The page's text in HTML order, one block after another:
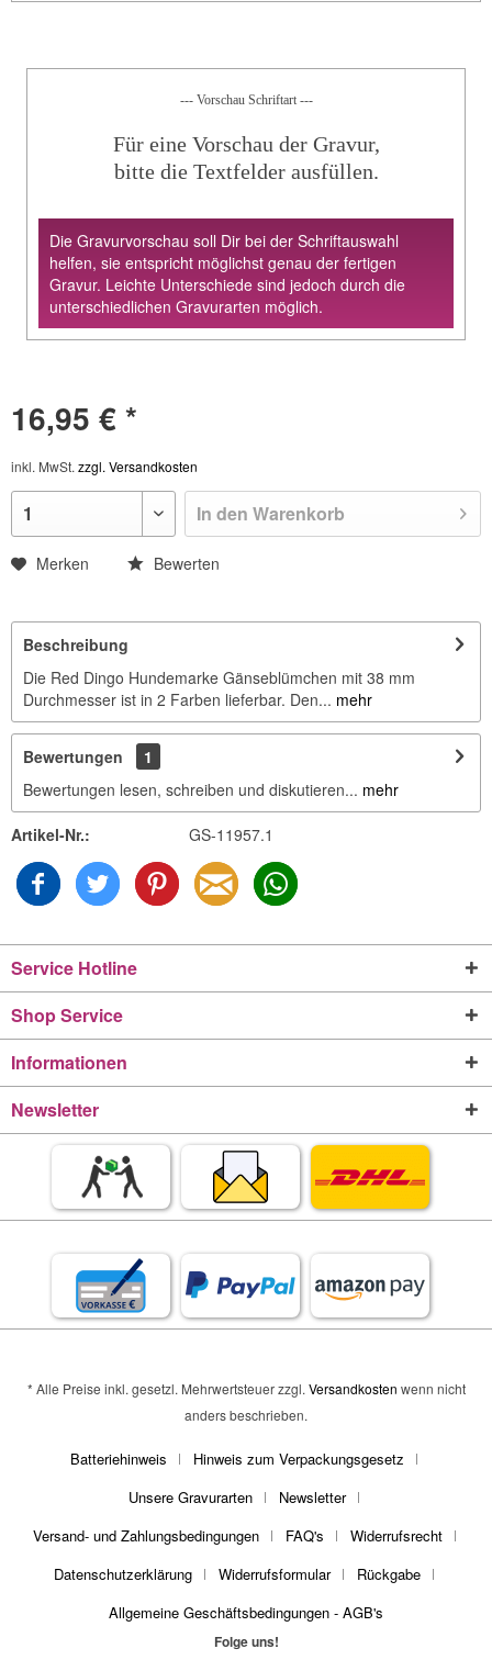
--- Vorschau Schriftart ---
Für eine Vorschau der Gravur,
bitte die Textfelder ausfüllen.
Die Gravurvorschau soll Dir bei der Schriftauswahl
helfen, sie entspricht möglichst genau der fertigen
Gravur. Leichte Unterschiede sind jedoch durch die
unterschiedlichen Gravurarten möglich.
16,95 € *
inkl. MwSt. zzgl. Versandkosten
In den Warenkorb
Merken Bewerten
Beschreibung
Die Red Dingo Hundemarke Gänseblümchen mit 38 mm
Durchmesser ist in 2 Farben lieferbar. Den... mehr
Bewertungen
1
Bewertungen lesen, schreiben und diskutieren... mehr
Artikel-Nr.: GS-11957.1
Service Hotline
Shop Service
Informationen
Newsletter
* Alle Preise inkl. gesetzl. Mehrwertsteuer zzgl. Versandkosten wenn nicht
anders beschrieben.
Batteriehinweis
Hinweis zum Verpackungsgesetz
Unsere Gravurarten
Newsletter
Versand- und Zahlungsbedingungen
FAQ's
Widerrufsrecht
Datenschutzerklärung
Widerrufsformular
Rückgabe
Allgemeine Geschäftsbedingungen - AGB's
Folge uns!